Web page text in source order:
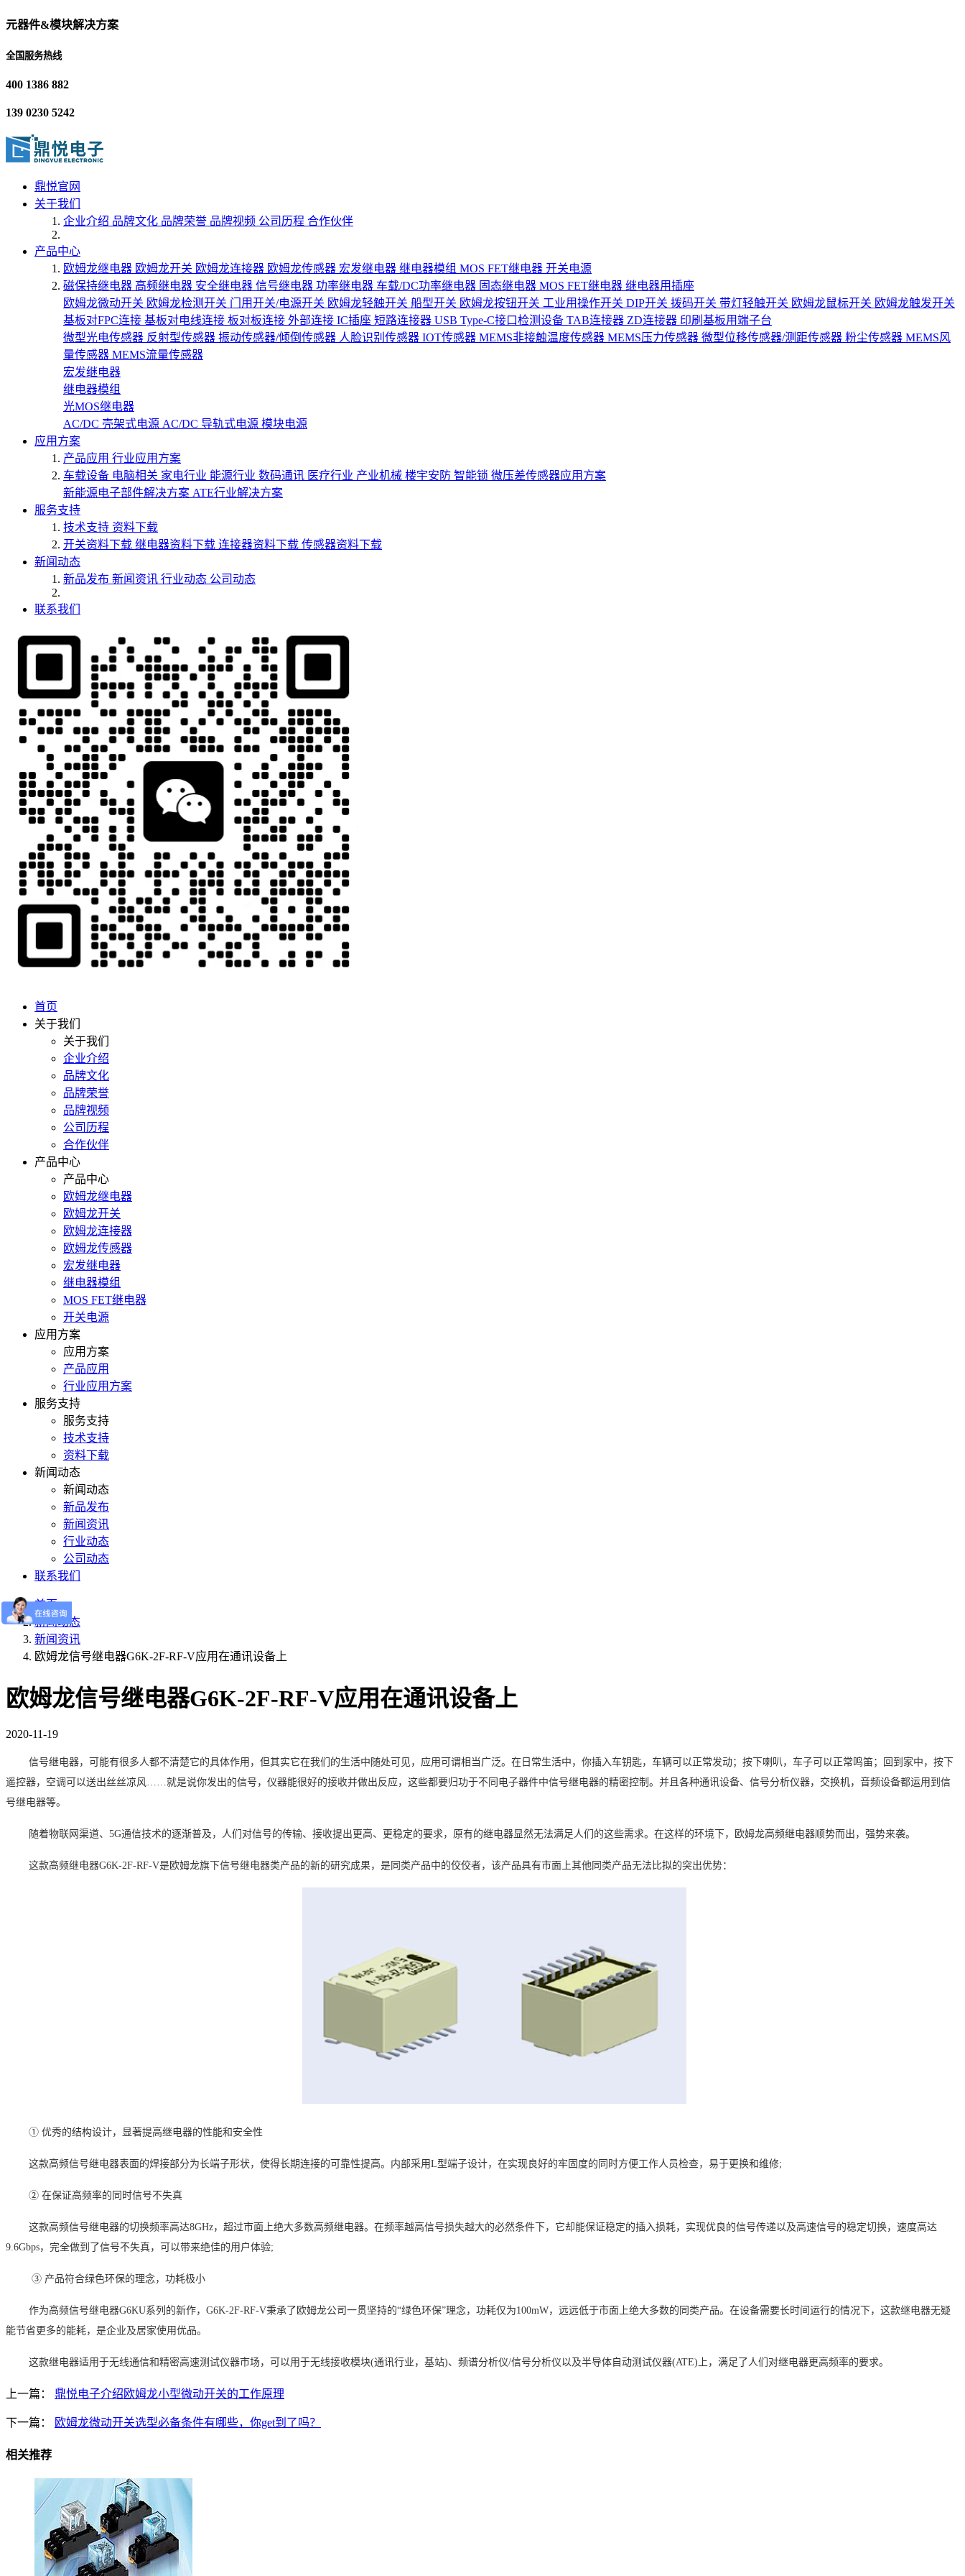
元器件&模块解决方案
全国服务热线
400 1386 882
139 0230 5242
鼎悦官网
关于我们
企业介绍 品牌文化 品牌荣誉 品牌视频 公司历程 合作伙伴
产品中心
欧姆龙继电器 欧姆龙开关 欧姆龙连接器 欧姆龙传感器 宏发继电器 继电器模组 MOS FET继电器 开关电源
磁保持继电器 高频继电器 安全继电器 信号继电器 功率继电器 车载/DC功率继电器 固态继电器 MOS FET继电器 继电器用插座
欧姆龙微动开关 欧姆龙检测开关 门用开关/电源开关 欧姆龙轻触开关 船型开关 欧姆龙按钮开关 工业用操作开关 DIP开关 拨码开关 带灯轻触开关 欧姆龙鼠标开关 欧姆龙触发开关
基板对FPC连接 基板对电线连接 板对板连接 外部连接 IC插座 短路连接器 USB Type-C接口检测设备 TAB连接器 ZD连接器 印刷基板用端子台
微型光电传感器 反射型传感器 振动传感器/倾倒传感器 人脸识别传感器 IOT传感器 MEMS非接触温度传感器 MEMS压力传感器 微型位移传感器/测距传感器 粉尘传感器 MEMS风
量传感器 MEMS流量传感器
宏发继电器
继电器模组
光MOS继电器
AC/DC 壳架式电源 AC/DC 导轨式电源 模块电源
应用方案
产品应用 行业应用方案
车载设备 电脑相关 家电行业 能源行业 数码通讯 医疗行业 产业机械 楼宇安防 智能锁 微压差传感器应用方案
新能源电子部件解决方案 ATE行业解决方案
服务支持
技术支持 资料下载
开关资料下载 继电器资料下载 连接器资料下载 传感器资料下载
新闻动态
新品发布 新闻资讯 行业动态 公司动态
联系我们
首页
关于我们
关于我们
企业介绍
品牌文化
品牌荣誉
品牌视频
公司历程
合作伙伴
产品中心
产品中心
欧姆龙继电器
欧姆龙开关
欧姆龙连接器
欧姆龙传感器
宏发继电器
继电器模组
MOS FET继电器
开关电源
应用方案
应用方案
产品应用
行业应用方案
服务支持
服务支持
技术支持
资料下载
新闻动态
新闻动态
新品发布
新闻资讯
行业动态
公司动态
联系我们
首页
新闻动态
新闻资讯
欧姆龙信号继电器G6K-2F-RF-V应用在通讯设备上
欧姆龙信号继电器G6K-2F-RF-V应用在通讯设备上
2020-11-19
信号继电器，可能有很多人都不清楚它的具体作用，但其实它在我们的生活中随处可见，应用可谓相当广泛。在日常生活中，你插入车钥匙，车辆可以正常发动；按下喇叭，车子可以正常鸣笛；回到家中，按下
遥控器，空调可以送出丝丝凉风……就是说你发出的信号，仪器能很好的接收并做出反应， 这些都要归功于不同电子器件中信号继电器的精密控制。并且各种通讯设备、信号分析仪器，交换机，音频设备都运用到信
号继电器等。
随着物联网渠道、 5G通信技术的逐渐普及，人们对信号的传输、接收提出更高、更稳定的要求，原有的继电器显然无法满足人们的这些需求。在这样的环境下，欧姆龙高频继电器顺势而出，强势来袭。
这款高频继电器G6K-2F-RF-V是欧姆龙旗下信号继电器类产品的新的研究成果，是同类产品中的佼佼者，该产品具有市面上其他同类产品无法比拟的突出优势：
① 优秀的结构设计，显著提高继电器的性能和安全性
这款高频信号继电器表面的焊接部分为长端子形状，使得长期连接的可靠性提高。内部采用L型端子设计，在实现良好的牢固度的同时方便工作人员检查，易于更换和维修;
② 在保证高频率的同时信号不失真
这款高频信号继电器的切换频率高达8GHz，超过市面上绝大多数高频继电器。在频率越高信号损失越大的必然条件下，它却能保证稳定的插入损耗，实现优良的信号传递以及高速信号的稳定切换，速度高达
9.6Gbps，完全做到了信号不失真，可以带来绝佳的用户体验;
③ 产品符合绿色环保的理念，功耗极小
作为高频信号继电器G6KU系列的新作， G6K-2F-RF-V秉承了欧姆龙公司一贯坚持的“绿色环保”理念，功耗仅为100mW，远远低于市面上绝大多数的同类产品。在设备需要长时间运行的情况下，这款继电器无疑
能节省更多的能耗，是企业及居家使用优品。
这款继电器适用于无线通信和精密高速测试仪器市场，可以用于无线接收模块(通讯行业，基站)、频谱分析仪/信号分析仪以及半导体自动测试仪器(ATE) 上，满足了人们对继电器更高频率的要求。
上一篇： 鼎悦电子介绍欧姆龙小型微动开关的工作原理
下一篇： 欧姆龙微动开关选型必备条件有哪些，你get到了吗？
相关推荐